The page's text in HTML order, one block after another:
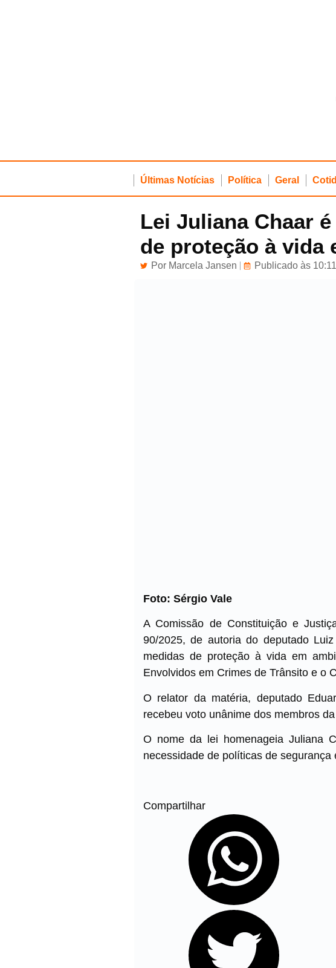
Últimas Notícias Política Geral
Lei Juliana Chaar
de proteção à vida
Por Marcela Jansen Publicado às
Foto: Sérgio Vale
A Comissão de Constituição e
90/2025, de autoria do deputado
medidas de proteção à vida em
Envolvidos em Crimes de Trânsito e o
O relator da matéria, deputado
recebeu voto unânime dos membros
O nome da lei homenageia Juliana
necessidade de políticas de
Compartilhar